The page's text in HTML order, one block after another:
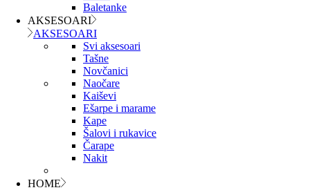
Baletanke
AKSESOARI
AKSESOARI
Svi aksesoari
Tašne
Novčanici
Naočare
Kaiševi
Ešarpe i marame
Kape
Šalovi i rukavice
Čarape
Nakit
HOME